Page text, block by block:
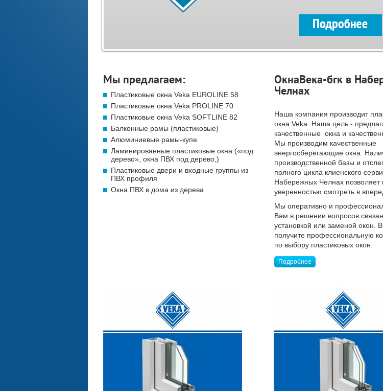
Мы предлагаем:
Пластиковые окна Veka EUROLINE 58
Пластиковые окна Veka PROLINE 70
Пластиковые окна Veka SOFTLINE 82
Балконные рамы (пластиковые)
Алюминиевые рамы-купе
Ламинированные пластиковые окна («под
дерево», окна ПВХ под дерево,)
Пластиковые двери и входные группы из
ПВХ профиля
Окна ПВХ в дома из дерева
ОкнаВека-бгк в
Челнах
Наша компания производит
окна Veka. Наша цель -
качественные окна и
Мы производим качественные
энергосберегающие окна.
производственной базы и
полного цикла клиенского
Набережных Челнах позволяет
уверенностью смотреть в
Мы оперативно и
Вам в решении вопросов
установкой или заменой окон.
получите профессиональную
по выбору пластиковых окон.
Подробнее